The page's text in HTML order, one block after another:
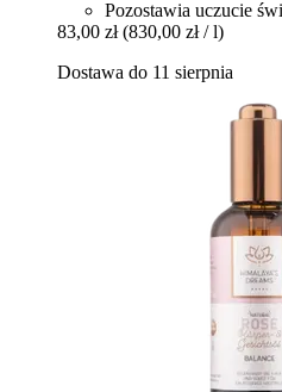
Pozostawia uczucie
83,00 zł (830,00 zł / l)
Dostawa do 11 sierpnia